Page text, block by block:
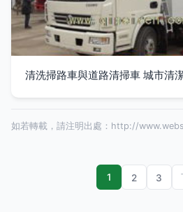
清洗掃路車與道路清掃車 城市清
如若轉載，請注明出處：http://
1 2 3